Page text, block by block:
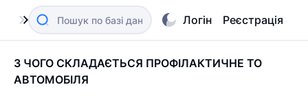
Логін Реєстрація
З ЧОГО СКЛАДАЄТЬСЯ ПРОФІЛАКТИЧНЕ ТО
АВТОМОБІЛЯ